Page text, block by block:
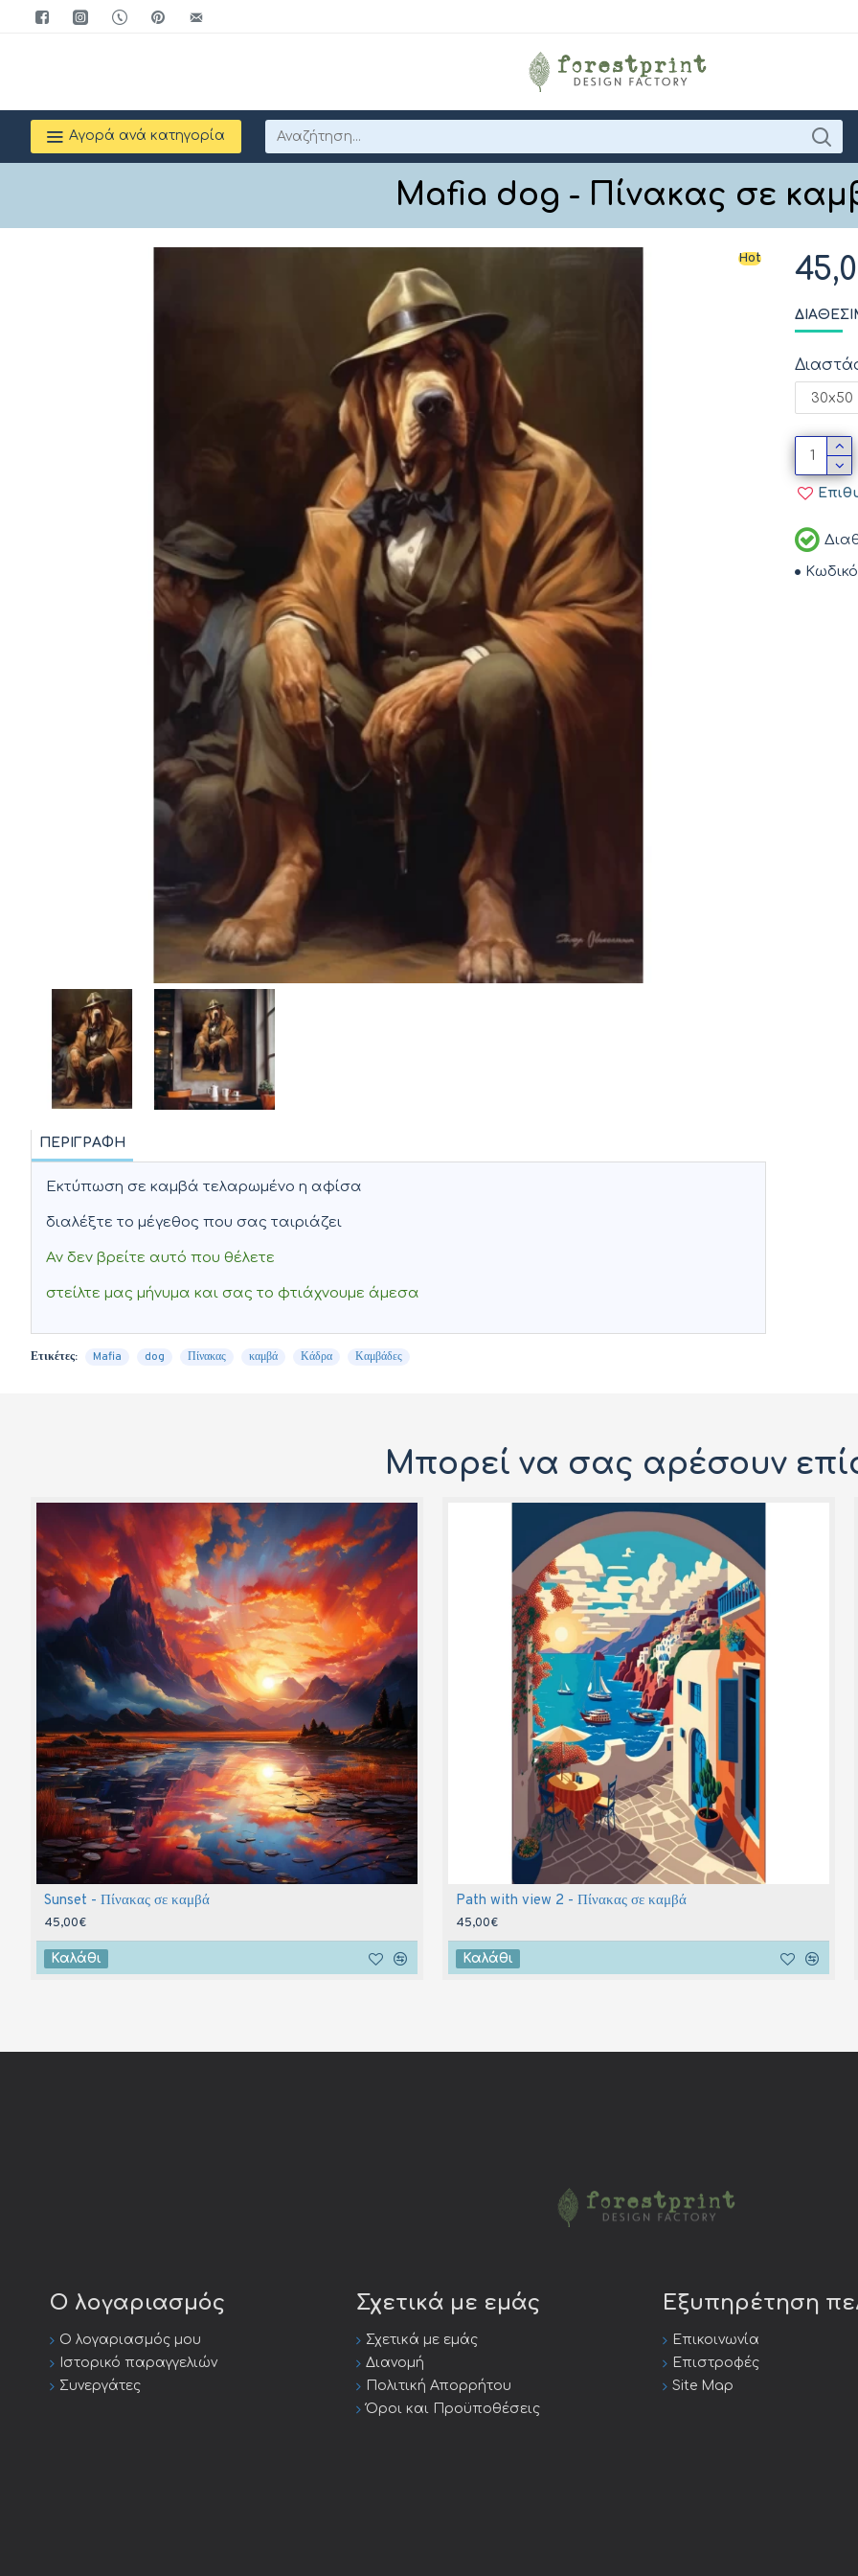
Αγορά ανά κατηγορία
Mafia dog - Πίνακας σε
Hot
ΠΕΡΙΓΡΑΦΉ
Εκτύπωση σε καμβά τελαρωμένο η αφίσα
διαλέξτε το μέγεθος που σας ταιριάζει
Αν δεν βρείτε αυτό που θέλετε
στείλτε μας μήνυμα και σας το φτιάχνουμε άμεσα
Ετικέτες: Mafia dog Πίνακας καμβά Κάδρα Καμβάδες
Μπορεί να σας αρέσουν
Sunset - Πίνακας σε καμβά
45,00€
Καλάθι
Path with view 2 - Πίνακας σε καμβά
45,00€
Καλάθι
Ο λογαριασμός
Ο λογαριασμός μου
Ιστορικό παραγγελιών
Συνεργάτες
Σχετικά με εμάς
Σχετικά με εμάς
Διανομή
Πολιτική Απορρήτου
Όροι και Προϋποθέσεις
Εξυπηρέτηση
Επικοινωνία
Επιστροφές
Site Map